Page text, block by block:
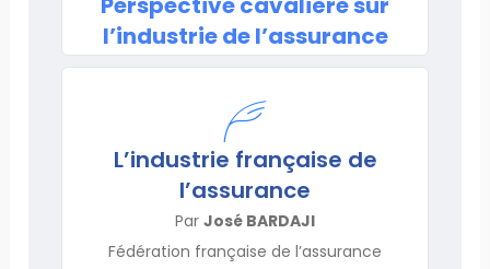
l’industrie de l’assurance
L’industrie française de
l’assurance
Par José BARDAJI
Fédération française de l’assurance